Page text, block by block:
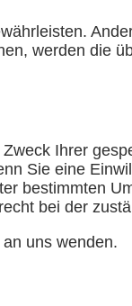
werden die
Ihrer
Sie eine
bestimmten
bei der
uns wenden.